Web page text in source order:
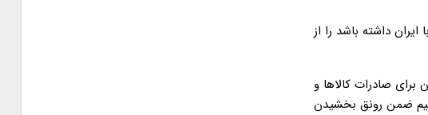
داشته باشد را از
صادرات کالاها و
ضمن رونق بخشیدن